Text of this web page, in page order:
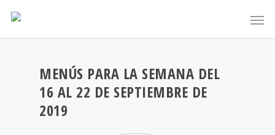
MENÚS PARA LA SEMANA DEL
16 AL 22 DE SEPTIEMBRE DE
2019